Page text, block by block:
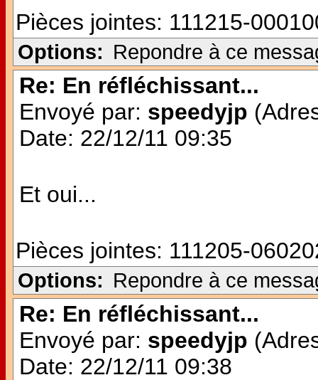
Pièces jointes: 111215-
Options: Repondre à ce
Re: En réfléchissant...
Envoyé par: speedyjp
Date: 22/12/11 09:35
Et oui...
Pièces jointes: 111205-
Options: Repondre à ce
Re: En réfléchissant...
Envoyé par: speedyjp
Date: 22/12/11 09:38